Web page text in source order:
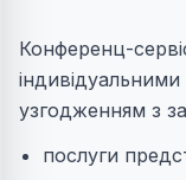
Конференц-
узгодженням з
послуги